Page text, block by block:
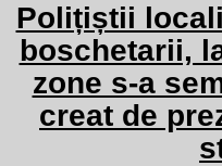
Polițiștii
boschetarii,
zone s-a
creat de